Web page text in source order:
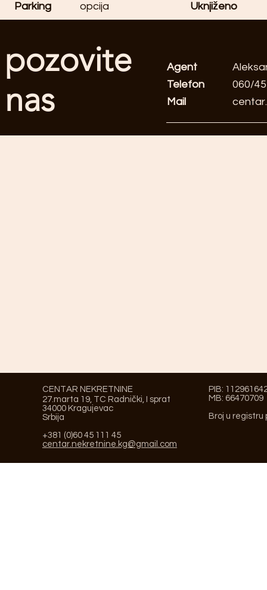
Parking
opcija Uknjiženo
pozovite
nas
Agent
Telefon
060/
Mail
CENTAR NEKRETNINE
27.marta 19, TC Radnički, I sprat
34000 Kragujevac
Srbija
+381 (0)60 45 111 45
centar.nekretnine.kg@gmail.com
PIB:
MB: 66470709
Broj u registru